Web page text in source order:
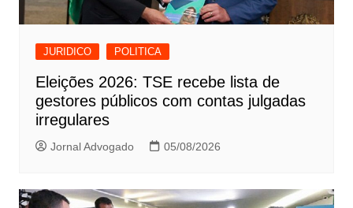
JURIDICO POLITICA
Eleições 2026: TSE recebe lista de
gestores públicos com contas julgadas
irregulares
Jornal Advogado 05/08/2026